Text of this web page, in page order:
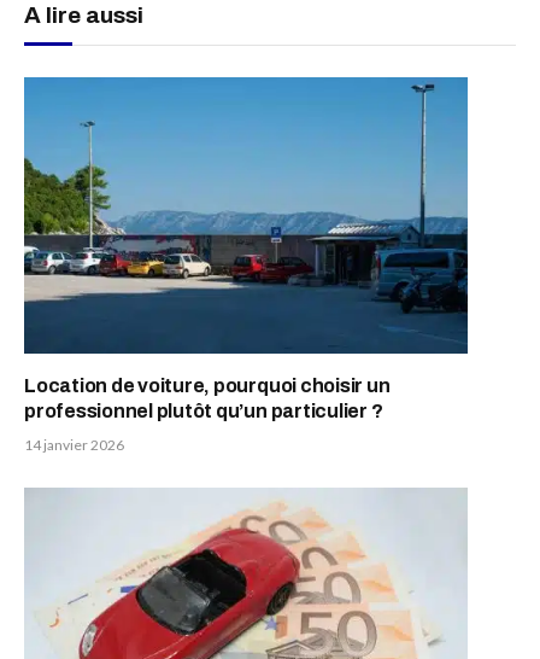
A lire aussi
Location de voiture, pourquoi choisir un
professionnel plutôt qu’un particulier ?
14 janvier 2026